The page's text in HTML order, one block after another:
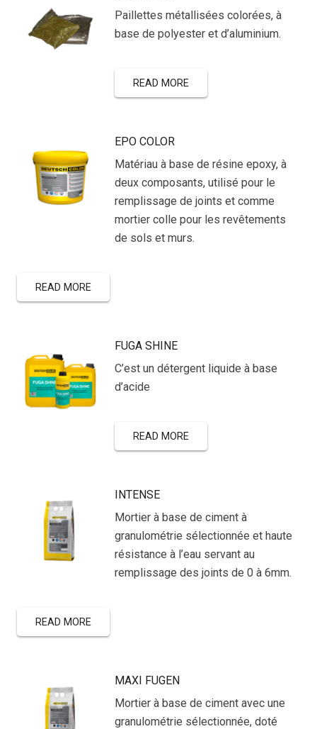
Paillettes métallisées colorées, à
base de polyester et d’aluminium.
READ MORE
EPO COLOR
Matériau à base de résine epoxy, à
deux composants, utilisé pour le
remplissage de joints et comme
mortier colle pour les revêtements
de sols et murs.
READ MORE
FUGA SHINE
C’est un détergent liquide à base
d’acide
READ MORE
INTENSE
Mortier à base de ciment à
granulométrie sélectionnée et haute
résistance à l’eau servant au
remplissage des joints de 0 à 6mm.
READ MORE
MAXI FUGEN
Mortier à base de ciment avec une
granulométrie sélectionnée, doté